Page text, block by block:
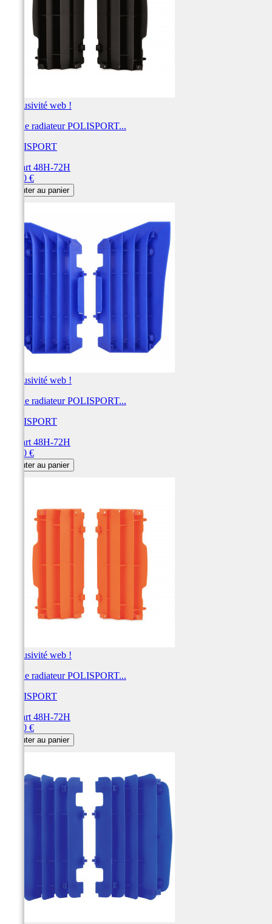
Exclusivité web !
Cache radiateur POLISPORT...
POLISPORT
Départ 48H-72H
31,00 €
Ajouter au panier
Exclusivité web !
Cache radiateur POLISPORT...
POLISPORT
Départ 48H-72H
31,00 €
Ajouter au panier
Exclusivité web !
Cache radiateur POLISPORT...
POLISPORT
Départ 48H-72H
31,00 €
Ajouter au panier